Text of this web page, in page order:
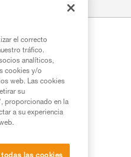
el correcto
tráfico.
analíticos,
cookies y/o
web. Las cookies
su
proporcionado en la
a su experiencia